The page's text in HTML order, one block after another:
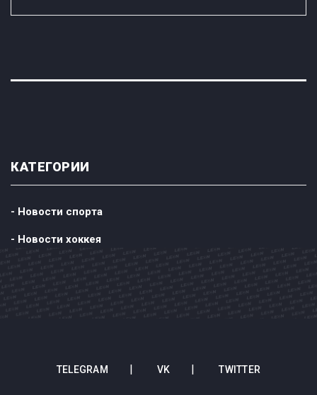
КАТЕГОРИИ
- Новости спорта
- Новости хоккея
TELEGRAM VK TWITTER